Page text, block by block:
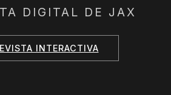
DIGITAL DE JAX
INTERACTIVA